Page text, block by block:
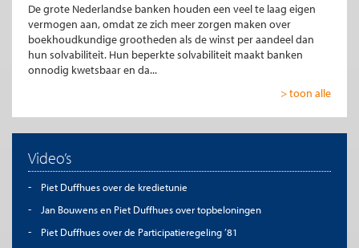
De grote Nederlandse banken houden een veel te laag eigen
vermogen aan, omdat ze zich meer zorgen maken over
boekhoudkundige grootheden als de winst per aandeel dan
hun solvabiliteit. Hun beperkte solvabiliteit maakt banken
onnodig kwetsbaar en da...
> toon alle
Video’s
Piet Duffhues over de kredietunie
Jan Bouwens en Piet Duffhues over topbeloningen
Piet Duffhues over de Participatieregeling ’81